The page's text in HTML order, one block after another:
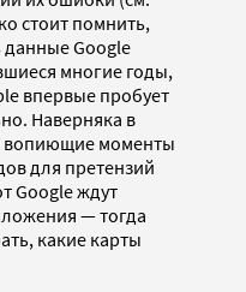
стоит помнить,
данные Google
многие годы,
впервые пробует
Наверняка в
моменты
для претензий
Google ждут
— тогда
какие карты